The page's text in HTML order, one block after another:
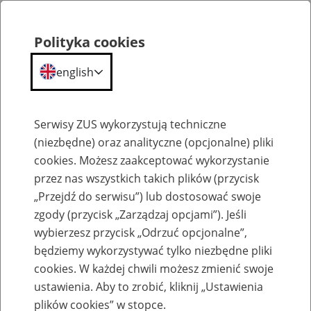
Szkolenia
Zaproś ZUS do siebie: Aktywni 50+
Polityka cookies
english
Serwisy ZUS wykorzystują techniczne
(niezbędne) oraz analityczne (opcjonalne) pliki
cookies. Możesz zaakceptować wykorzystanie
przez nas wszystkich takich plików (przycisk
„Przejdź do serwisu”) lub dostosować swoje
zgody (przycisk „Zarządzaj opcjami”). Jeśli
wybierzesz przycisk „Odrzuć opcjonalne”,
będziemy wykorzystywać tylko niezbędne pliki
cookies. W każdej chwili możesz zmienić swoje
ustawienia. Aby to zrobić, kliknij „Ustawienia
plików cookies” w stopce.